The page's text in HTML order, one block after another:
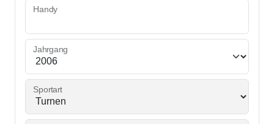
Handy
Jahrgang
Sportart